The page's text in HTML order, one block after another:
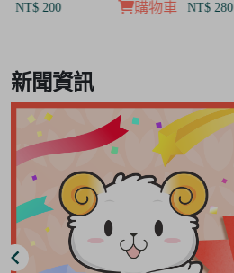
NT$ 280 購物車 NT$ 400
of
8
新聞資訊